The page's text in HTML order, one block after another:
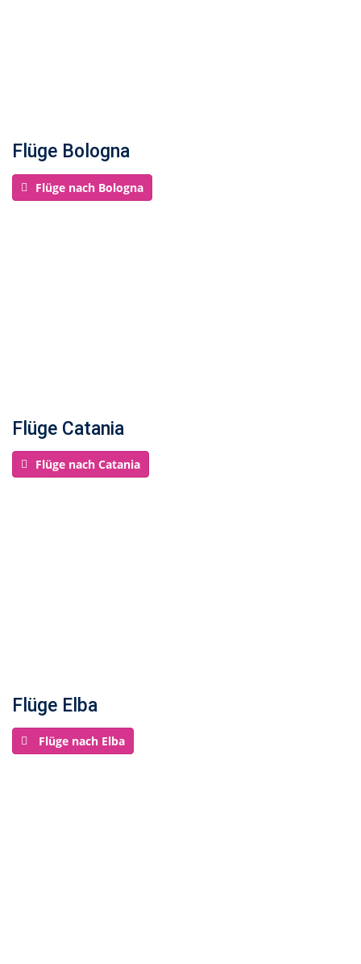
Flüge Bologna
Flüge nach Bologna
Flüge Catania
Flüge nach Catania
Flüge Elba
Flüge nach Elba